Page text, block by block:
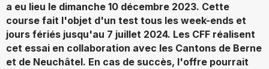
a eu lieu le dimanche 10 décembre 2023. Cette
course fait l'objet d'un test tous les week-ends et
jours fériés jusqu'au 7 juillet 2024. Les CFF réalisent
cet essai en collaboration avec les Cantons de Berne
et de Neuchâtel. En cas de succès, l'offre pourrait